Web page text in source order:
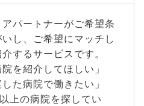
パートナーがご希望条
し、ご希望にマッチし
するサービスです。
を紹介してほしい」
た病院で働きたい」
上の病院を探してい